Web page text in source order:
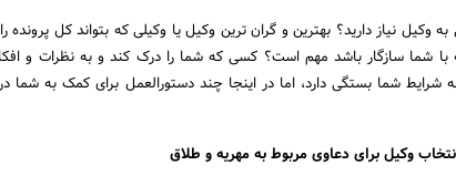
وکیل نیاز دارید؟ بهترین و گران ترین وکیل یا وکیلی که بتواند کل پرونده
با شما سازگار باشد مهم است؟ کسی که شما را درک کند و به نظرات و
شرایط شما بستگی دارد، اما در اینجا چند دستورالعمل برای کمک به شما
وکیل برای دعاوی مربوط به مهریه و طلاق